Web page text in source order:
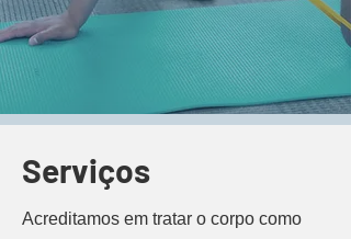
Serviços
Acreditamos em tratar o corpo como